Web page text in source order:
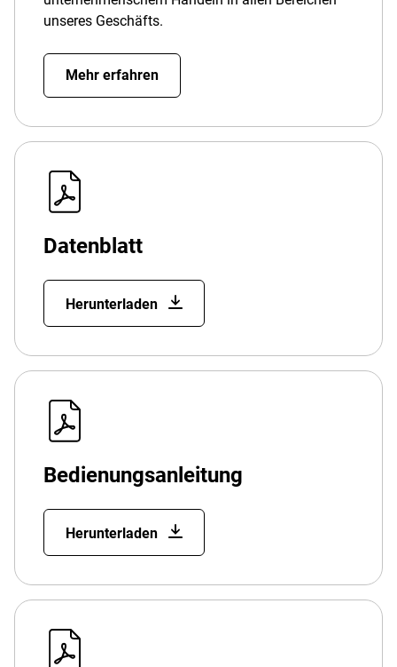
unseres Geschäfts.
Mehr erfahren
Datenblatt
Herunterladen
Bedienungsanleitung
Herunterladen